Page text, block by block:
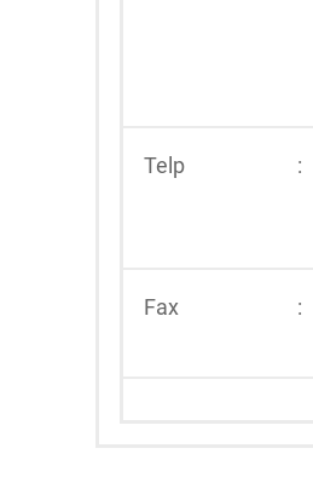
Telp :
Fax :